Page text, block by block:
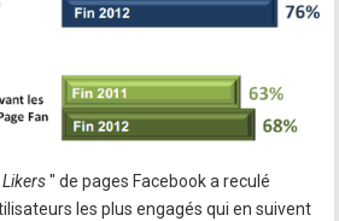
Likers" de pages Facebook a reculé
les plus engagés qui en suivent